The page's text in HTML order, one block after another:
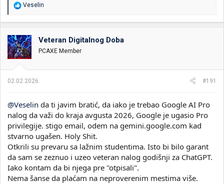
R
o
v
a
n
:
Veselin
Veteran Digitalnog Doba
PCAXE Member
02.02.2026. #191
@Veselin da ti javim bratić, da iako je trebao Google AI Pro
nalog da važi do kraja avgusta 2026, Google je ugasio Pro
privilegije. stigo email, odem na gemini.google.com kad
stvarno ugašen. Holy Shit.
Otkrili su prevaru sa lažnim studentima. Isto bi bilo garant
da sam se zeznuo i uzeo veteran nalog godišnji za ChatGPT.
Iako kontam da bi njega pre "otpisali".
Nema šanse da plaćam na neproverenim mestima više.